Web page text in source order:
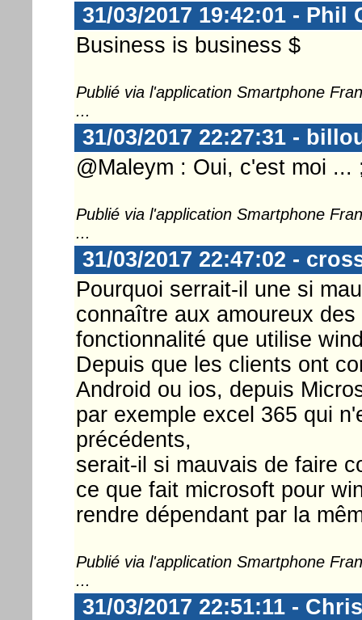
31/03/2017 19:42:01 - Phil
Business is business $
Publié via l'application Smartphone
...
31/03/2017 22:27:31 -
@Maleym : Oui, c'est moi ...
Publié via l'application Smartphone
...
31/03/2017 22:47:02 -
Pourquoi serrait-il une si
connaître aux amoureux
fonctionnalité que utilise
Depuis que les clients ont
Android ou ios, depuis
par exemple excel 365 qui
précédents,
serait-il si mauvais de faire
ce que fait microsoft pour
rendre dépendant par la
Publié via l'application Smartphone
...
31/03/2017 22:51:11 -